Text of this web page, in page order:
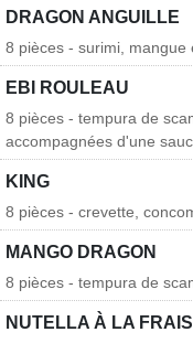
DRAGON ANGUILLE
8 pièces - surimi, mangue
EBI ROULEAU
8 pièces - tempura de
accompagnées d'une
KING
8 pièces - crevette,
MANGO DRAGON
8 pièces - tempura de
NUTELLA À LA